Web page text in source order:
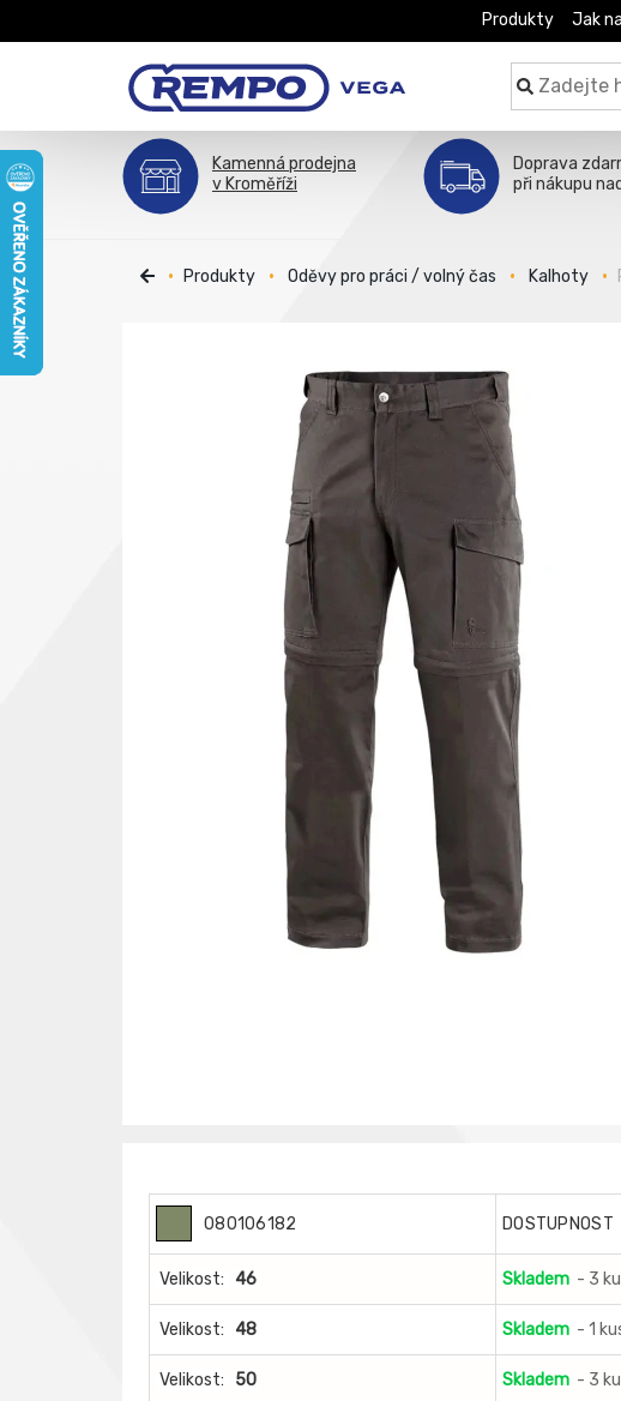
Produkty Jak
Kamenná prodejna
v Kroměříži
Doprava
při nákupu
Produkty Oděvy pro práci / volný čas Kalhoty
080106182 DOSTUPNOST
Velikost: 46 Skladem - 3
Velikost: 48 Skladem - 1
Velikost: 50 Skladem - 3